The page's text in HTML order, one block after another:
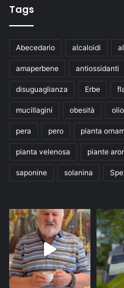
Tags
Abecedario alcaloidi
amaperbene antiossidanti
disuguaglianza Erbe
mucillagini obesità
pera pero pianta
pianta velenosa piante
saponine solanina